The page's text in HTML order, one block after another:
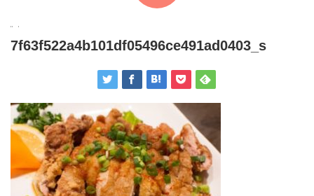
7f63f522a4b101df05496ce491ad0403_s